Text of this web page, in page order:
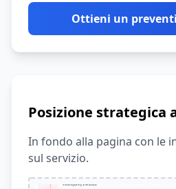
Ottieni un
Posizione strategica
In fondo alla pagina con le
sul servizio.